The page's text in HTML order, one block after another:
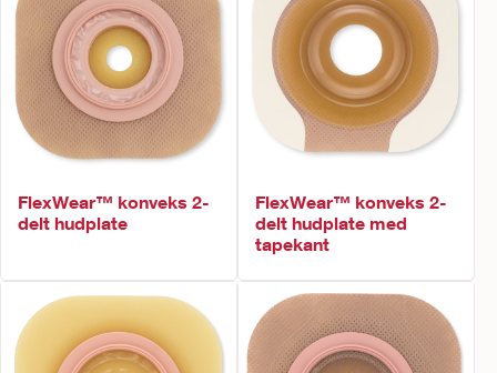
FlexWear™ konveks 2-
delt hudplate
FlexWear™ konveks 2-
delt hudplate med
tapekant